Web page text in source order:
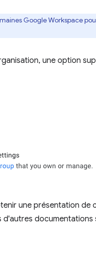
Google Workspace
une option
une présentation de
d'autres documentations